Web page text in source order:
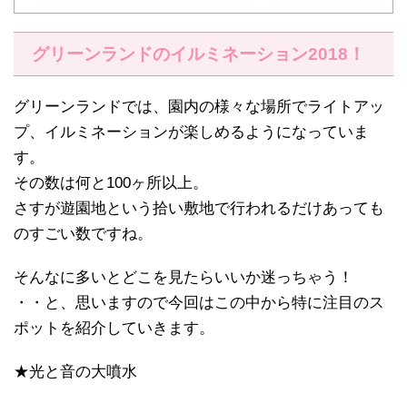
グリーンランドのイルミネーション2018！
グリーンランドでは、園内の様々な場所でライトアッ
プ、イルミネーションが楽しめるようになっていま
す。
その数は何と100ヶ所以上。
さすが遊園地という拾い敷地で行われるだけあっても
のすごい数ですね。
そんなに多いとどこを見たらいいか迷っちゃう！
・・と、思いますので今回はこの中から特に注目のス
ポットを紹介していきます。
★光と音の大噴水